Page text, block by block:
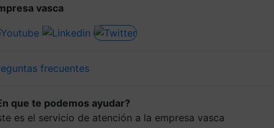
vasca
frecuentes
que te podemos ayudar?
es el servicio de atención a la empresa vasca